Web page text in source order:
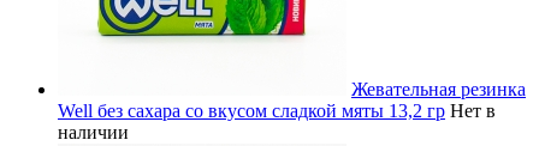
Жевательная резинка
Well без сахара со вкусом сладкой мяты 13,2 гр Нет в
наличии